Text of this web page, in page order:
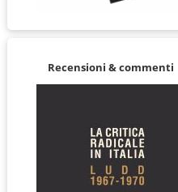
Recensioni & commenti